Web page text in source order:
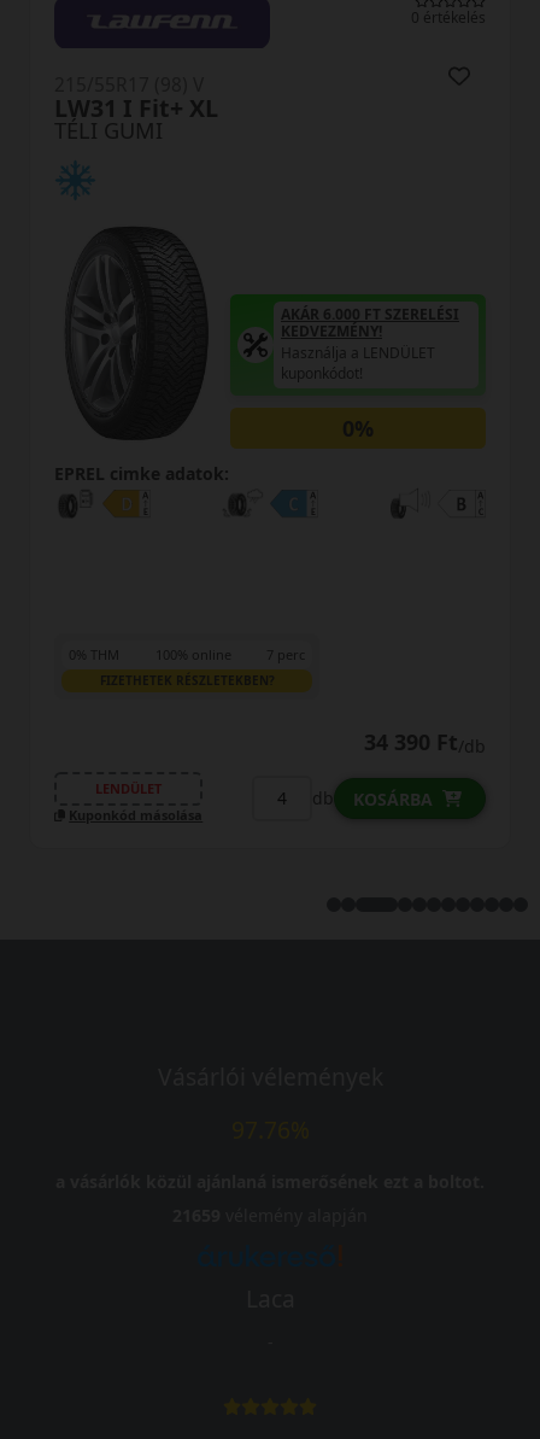
0 értékelés
TÉLI GUMI
LW31 I Fit+ XL
AKÁR 6.000 FT SZERELÉSI
KEDVEZMÉNY!
Használja a LENDÜLET
kuponkódot!
0%
EPREL cimke adatok:
0% THM 100% online 7 perc
FIZETHETEK RÉSZLETEKBEN?
34 390 Ft/db
LENDÜLET
Kuponkód másolása
db KOSÁRBA